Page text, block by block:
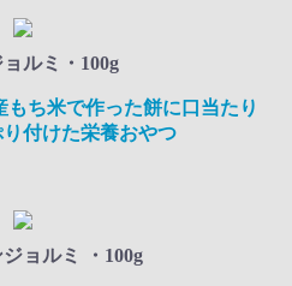
ルミ・100g
ち米で作った餅に口当たり
付けた栄養おやつ
ョルミ ・100g